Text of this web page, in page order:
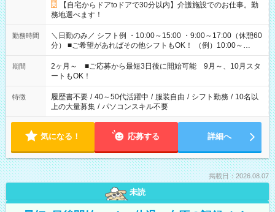
【自宅からドアtoドアで30分以内】介護施設でのお仕事。勤
務地選べます！
勤務時間
＼日勤のみ／ シフト例 ・10:00～15:00 ・9:00～17:00（休憩60
分） ■ご希望があればその他シフトもOK！ （例）10:00～
19:00 など 「家族とお休みを合わせたい」 「できれば残業は
したくない」 など、あなたのご希望に沿ったお仕事をご紹介し
ます！ ※Wワーク希望の方へ 今ご覧のお仕事で希望する勤務時
間と、もう1つのお仕事の勤務時間。 合計で週40時間を超える
場合は応募できません
期間
2ヶ月～ ■ご応募から最短3日後に開始可能 9月～、10月スタ
ートもOK！
特徴 履歴書不要 / 40～50代活躍中 / 服装自由 / シフト勤務 / 10名以
上の大量募集 / パソコンスキル不要
気になる！ 応募する 詳細へ
掲載日：2026.08.07
未読